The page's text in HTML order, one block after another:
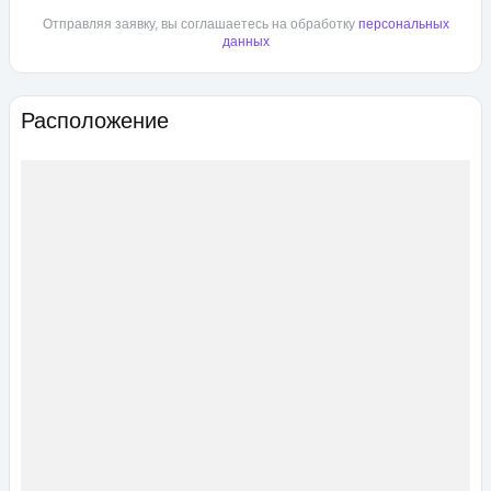
Расположение
Отправляя заявку, вы соглашаетесь на обработку персональных
данных